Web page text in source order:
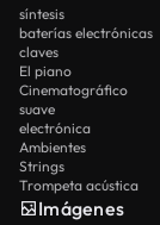
síntesis
baterías electrónicas
claves
El piano
Cinematográfico
suave
electrónica
Ambientes
Strings
Trompeta acústica
Imágenes